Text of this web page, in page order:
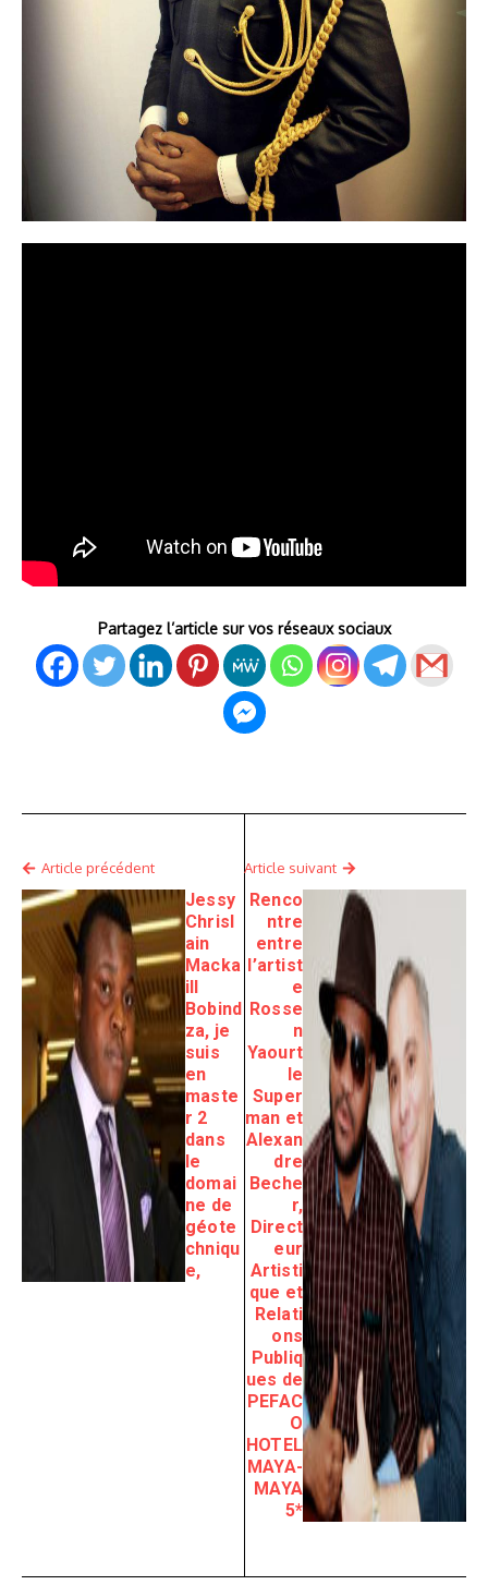
Partagez l’article sur vos réseaux sociaux
Article précédent
Jessy
Chrisl
ain
Macka
ill
Bobind
za, je
suis
en
maste
r 2
dans
le
domai
ne de
géote
chniqu
e,
Article suivant
Renco
ntre
entre
l’artist
e
Rosse
n
Yaourt
le
Super
man et
Alexan
dre
Beche
r,
Direct
eur
Artisti
que et
Relati
ons
Publiq
ues de
PEFAC
O
HOTEL
MAYA-
MAYA
5*